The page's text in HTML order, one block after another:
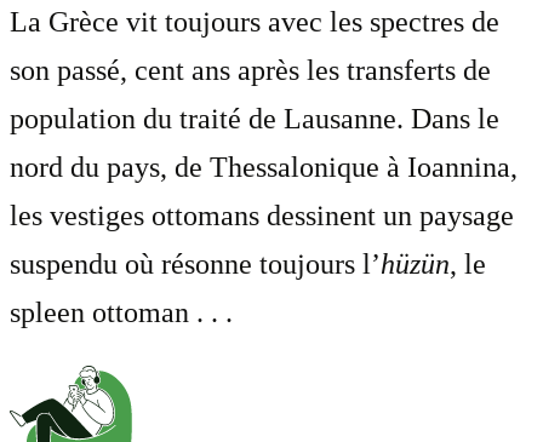
La Grèce vit toujours avec les spectres de
son passé, cent ans après les transferts de
population du traité de Lausanne. Dans le
nord du pays, de Thessalonique à Ioannina,
les vestiges ottomans dessinent un paysage
suspendu où résonne toujours l’hüzün, le
spleen ottoman . . .